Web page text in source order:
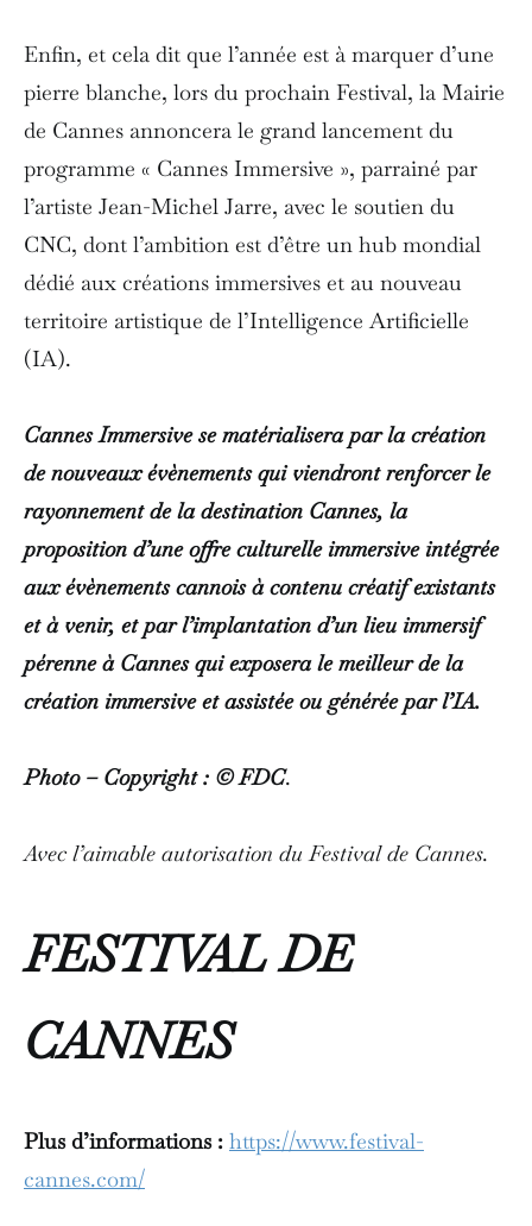
Enfin, et cela dit que l’année est à marquer d’une
pierre blanche, lors du prochain Festival, la Mairie
de Cannes annoncera le grand lancement du
programme « Cannes Immersive », parrainé par
l’artiste Jean-Michel Jarre, avec le soutien du
CNC, dont l’ambition est d’être un hub mondial
dédié aux créations immersives et au nouveau
territoire artistique de l’Intelligence Artificielle
(IA).
Cannes Immersive se matérialisera par la création
de nouveaux évènements qui viendront renforcer le
rayonnement de la destination Cannes, la
proposition d’une offre culturelle immersive intégrée
aux évènements cannois à contenu créatif existants
et à venir, et par l’implantation d’un lieu immersif
pérenne à Cannes qui exposera le meilleur de la
création immersive et assistée ou générée par l’IA.
Photo – Copyright : © FDC.
Avec l’aimable autorisation du Festival de Cannes.
FESTIVAL DE
CANNES
Plus d’informations : https://www.festival-
cannes.com/